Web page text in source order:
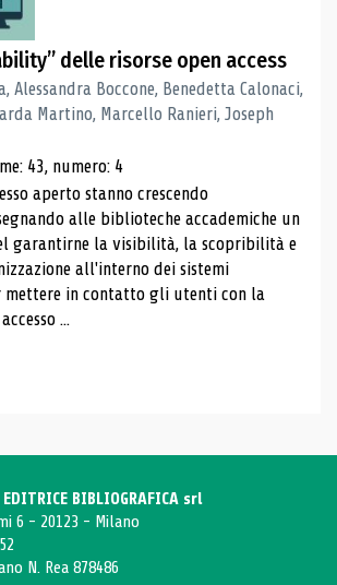
delle risorse open access
Alessandra Boccone, Benedetta Calonaci,
Martino, Marcello Ranieri, Joseph
43, numero: 4
aperto stanno crescendo
alle biblioteche accademiche un
garantirne la visibilità, la scopribilità e
all'interno dei sistemi
mettere in contatto gli utenti con la
...
BIBLIOGRAFICA srl
6 - 20123 - Milano
N. Rea 878486